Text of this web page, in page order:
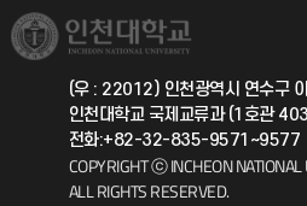
취업정보(학생)
총동문회
국제지원과
공자아카데미
기초교육원
(우 : 22012) 인천광역시 연수구
인천대학교 국제교류과 (1호관
전화:+82-32-835-9571~9577
COPYRIGHT ⓒ INCHEON NATIONAL
ALL RIGHTS RESERVED.